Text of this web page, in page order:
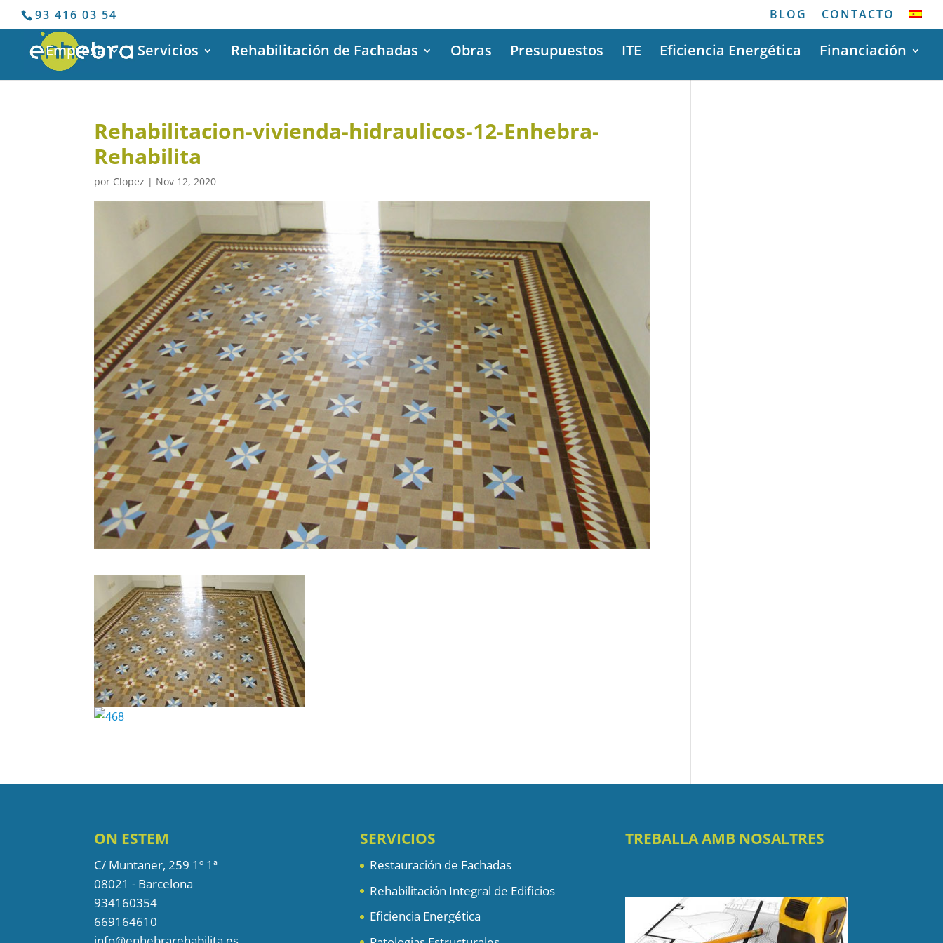
93 416 03 54 BLOG CONTACTO
Empresa Servicios Rehabilitación de Fachadas Obras Presupuestos ITE Eficiencia Energética Financiación
Rehabilitacion-vivienda-hidraulicos-12-Enhebra-
Rehabilita
por Clopez | Nov 12, 2020
ON ESTEM
C/ Muntaner, 259 1º 1ª
08021 - Barcelona
934160354
669164610
SERVICIOS
Restauración de Fachadas
Rehabilitación Integral de Edificios
Eficiencia Energética
TREBALLA AMB NOSALTRES